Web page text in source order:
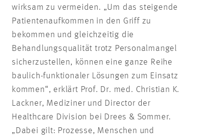
wirksam zu vermeiden. „Um das steigende
Patientenaufkommen in den Griff zu
bekommen und gleichzeitig die
Behandlungsqualität trotz Personalmangel
sicherzustellen, können eine ganze Reihe
baulich-funktionaler Lösungen zum Einsatz
kommen“, erklärt Prof. Dr. med. Christian K.
Lackner, Mediziner und Director der
Healthcare Division bei Drees & Sommer.
„Dabei gilt: Prozesse, Menschen und